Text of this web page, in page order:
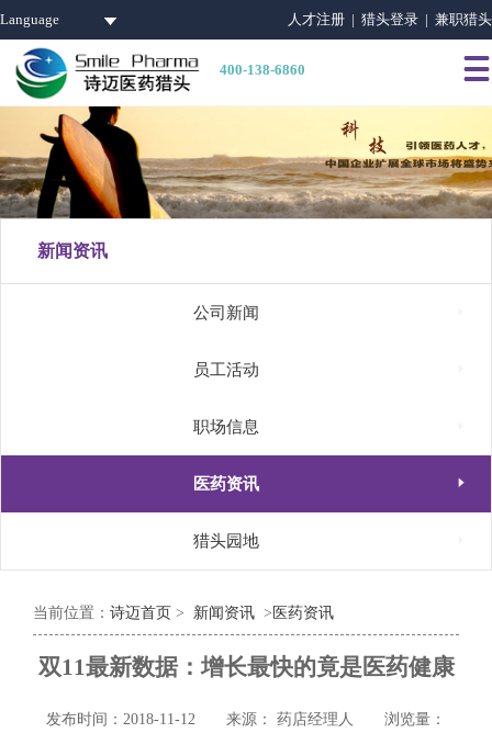
Language 人才注册 | 猎头登录 | 兼职猎头
400-138-6860 
新闻资讯
公司新闻
员工活动
职场信息
医药资讯 
猎头园地
当前位置： 诗迈首页 > 新闻资讯 > 医药资讯
双11最新数据：增长最快的竟是医药健康
发布时间：2018-11-12 来源： 药店经理人
浏览量：